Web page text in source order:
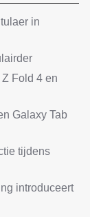
in
Fold 4 en
Galaxy Tab
tijdens
introduceert